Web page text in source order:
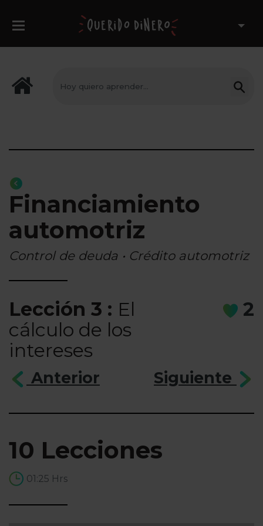
Financiamiento
automotriz
Control de deuda • Crédito automotriz
Lección 3 : El
cálculo de los
intereses
2
Anterior Siguiente
10 Lecciones
01:25 Hrs